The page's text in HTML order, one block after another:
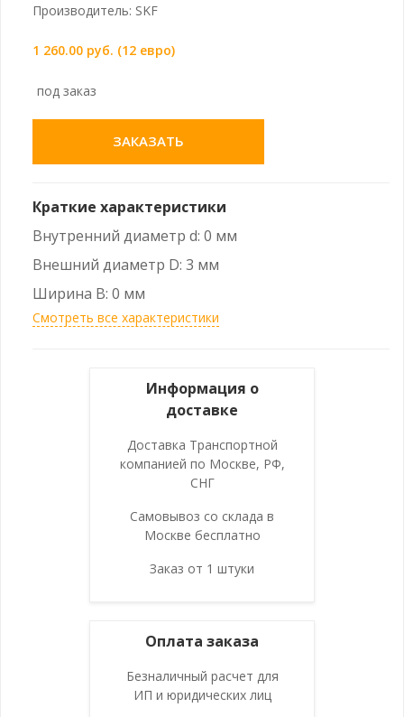
Производитель: SKF
1 260.00 руб. (12 евро)
под заказ
ЗАКАЗАТЬ
Краткие характеристики
Внутренний диаметр d: 0 мм
Внешний диаметр D: 3 мм
Ширина B: 0 мм
Смотреть все характеристики
Информация о
доставке
Доставка Транспортной
компанией по Москве, РФ,
СНГ
Самовывоз со склада в
Москве бесплатно
Заказ от 1 штуки
Оплата заказа
Безналичный расчет для
ИП и юридических лиц